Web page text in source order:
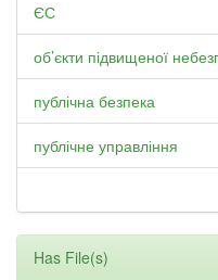
ЄС
об’єкти підвищеної
публічна безпека
публічне управління
Has File(s)